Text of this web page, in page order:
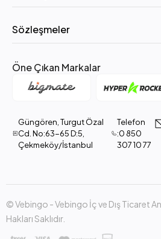
Sözleşmeler
Öne Çıkan Markalar
Güngören, Turgut Özal
Cd. No:63-65 D:5,
Çekmeköy/İstanbul
Telefon
:0 850
307 10 77
© Vebingo - Vebingo İç ve Dış Ticaret
Hakları Saklıdır.